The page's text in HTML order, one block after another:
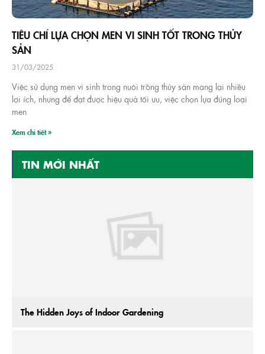
TIÊU CHÍ LỰA CHỌN MEN VI SINH TỐT TRONG THỦY
SẢN
31/03/2025
Việc sử dụng men vi sinh trong nuôi trồng thủy sản mang lại nhiều
lợi ích, nhưng để đạt được hiệu quả tối ưu, việc chọn lựa đúng loại
men
Xem chi tiết »
TIN MỚI NHẤT
The Hidden Joys of Indoor Gardening